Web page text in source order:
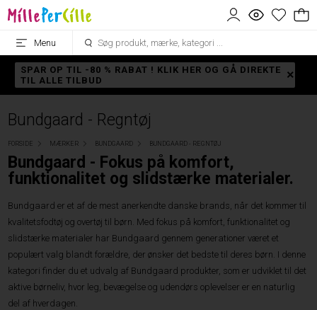
Menu
SPAR OP TIL -80 % RABAT ! KLIK HER OG GÅ DIREKTE
TIL ALLE TILBUD
Bundgaard - Regntøj
FORSIDE MÆRKER BUNDGAARD BUNDGAARD - REGNTØJ
Bundgaard - Fokus på komfort,
funktionalitet og slidstærke materialer.
Bundgaard er et af de mest anerkendte danske brands, når det kommer til
kvalitetsfodtøj og overtøj til børn. Med fokus på komfort, funktionalitet og
slidstærke materialer har Bundgaard gennem generationer været et
populært valg blandt forældre, der ønsker det bedste til deres børn. I denne
kategori finder du et udvalg af Bundgaard produkter, som er udviklet til det
aktive børneliv, hvor leg, bevægelse og udendørs oplevelser er en naturlig
del af hverdagen.